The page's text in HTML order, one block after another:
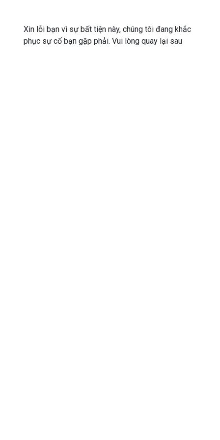
Xin lỗi bạn vì sự bất tiện này, chúng tôi đang khắc
phục sự cố bạn gặp phải. Vui lòng quay lại sau